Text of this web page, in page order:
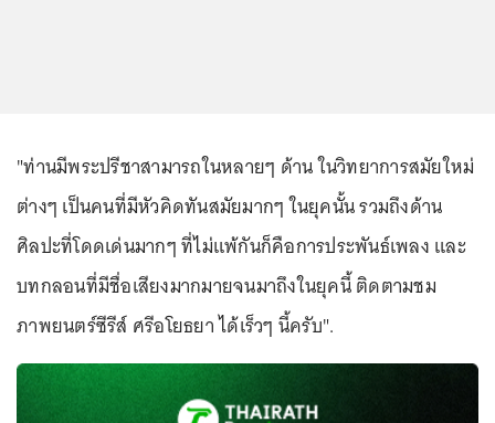
"ท่านมีพระปรีชาสามารถในหลายๆ ด้าน ในวิทยาการสมัยใหม่
ต่างๆ เป็นคนที่มีหัวคิดทันสมัยมากๆ ในยุคนั้น รวมถึงด้าน
ศิลปะที่โดดเด่นมากๆ ที่ไม่แพ้กันก็คือการประพันธ์เพลง และ
บทกลอนที่มีชื่อเสียงมากมายจนมาถึงในยุคนี้ ติดตามชม
ภาพยนตร์ซีรีส์ ศรีอโยธยา ได้เร็วๆ นี้ครับ".